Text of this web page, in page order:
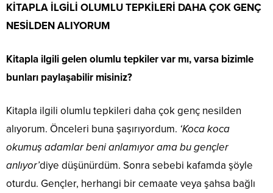
KİTAPLA İLGİLİ OLUMLU TEPKİLERİ DAHA ÇOK GENÇ
NESİLDEN ALIYORUM
Kitapla ilgili gelen olumlu tepkiler var mı, varsa bizimle
bunları paylaşabilir misiniz?
Kitapla ilgili olumlu tepkileri daha çok genç nesilden
alıyorum. Önceleri buna şaşırıyordum. ‘Koca koca
okumuş adamlar beni anlamıyor ama bu gençler
anlıyor’diye düşünürdüm. Sonra sebebi kafamda şöyle
oturdu. Gençler, herhangi bir cemaate veya şahsa bağlı